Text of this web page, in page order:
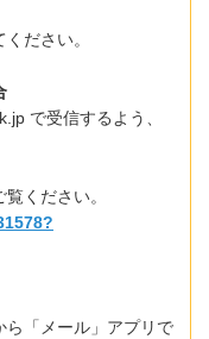
ださい。
で受信するよう、
ください。
ら「メール」アプリで